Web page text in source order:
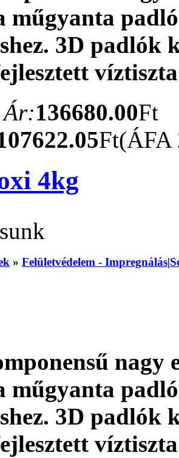
műgyanta
3D padlók
136680.00Ft
Ft(ÁFA
4kg
» Felületvédelem - Impregnálás|
nagy
műgyanta
3D padlók